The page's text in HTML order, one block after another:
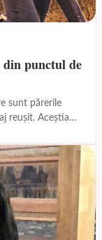
punctul de
sunt părerile
reușit. Aceștia